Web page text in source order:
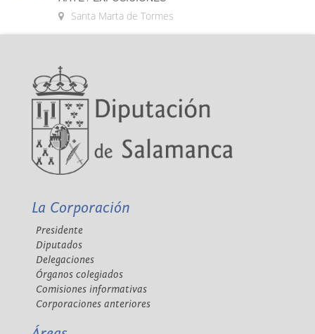
Santa Marta de Tormes
La Corporación
Presidente
Diputados
Delegaciones
Órganos colegiados
Comisiones informativas
Corporaciones anteriores